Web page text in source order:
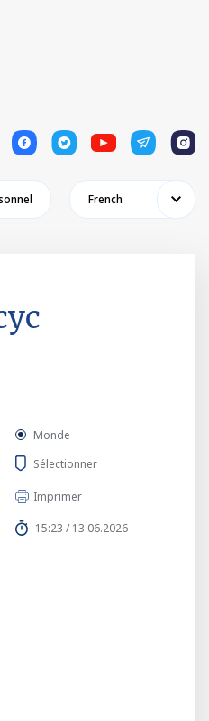
1 1 1 1 1
French
Monde
Sélectionner
Imprimer
15:23 / 13.06.2026